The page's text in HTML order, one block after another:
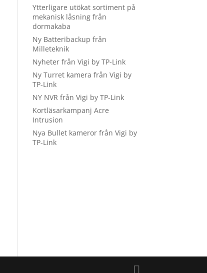
Ytterligare utökat sortiment på
mekanisk låsning från
dormakaba
Ny Batteribackup från
Milleteknik
Nyheter från Vigi by TP-Link
Ny Turret kamera från Vigi by
TP-Link
NY NVR från Vigi by TP-Link
Kortläsarkampanj Acre
Intrusion
Nya Bullet kameror från Vigi by
TP-Link